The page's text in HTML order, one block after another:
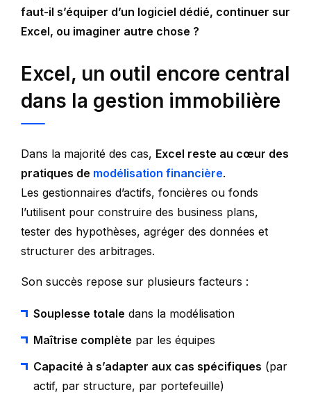
faut-il s’équiper d’un logiciel dédié, continuer sur
Excel, ou imaginer autre chose ?
Excel, un outil encore central
dans la gestion immobilière
Dans la majorité des cas, Excel reste au cœur des
pratiques de modélisation financière.
Les gestionnaires d’actifs, foncières ou fonds
l’utilisent pour construire des business plans,
tester des hypothèses, agréger des données et
structurer des arbitrages.
Son succès repose sur plusieurs facteurs :
Souplesse totale dans la modélisation
Maîtrise complète par les équipes
Capacité à s’adapter aux cas spécifiques (par
actif, par structure, par portefeuille)